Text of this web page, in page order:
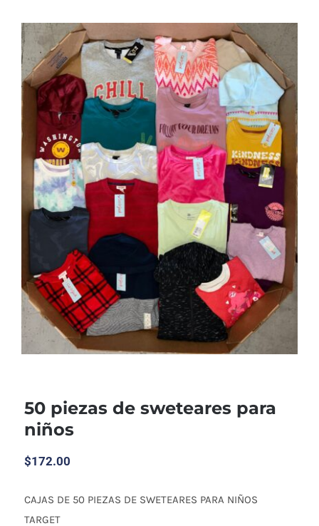
50 piezas de sweteares para
niños
$172.00
CAJAS DE 50 PIEZAS DE SWETEARES PARA NIÑOS
TARGET